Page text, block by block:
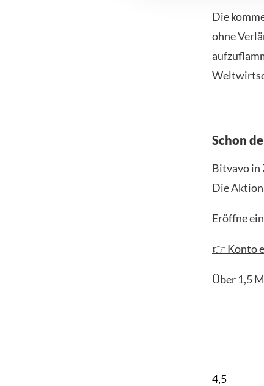
Die
ohne
Schon
Bitvavo in
Die
Eröffne
👉 Konto
Über 1,5
4,5